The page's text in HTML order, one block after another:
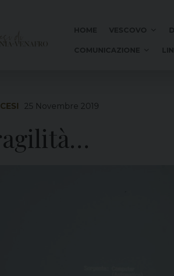
25 Novembre 2019